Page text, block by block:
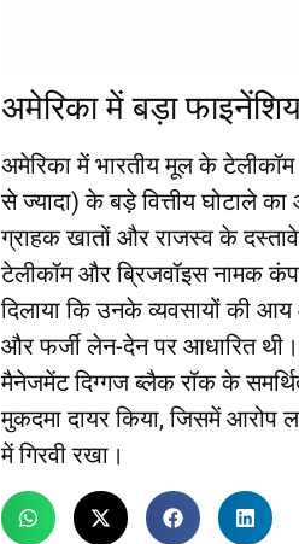
अमेरिका में बड़ा
अमेरिका में भारतीय मूल के
से ज्यादा) के बड़े वित्तीय घोटाले
ग्राहक खातों और राजस्व के
टेलीकॉम और ब्रिजवॉइस नामक
दिलाया कि उनके व्यवसायों की
और फर्जी लेन-देन पर आधारित
मैनेजमेंट दिग्गज ब्लैक रॉक के
मुकदमा दायर किया, जिसमें आरोप
में गिरवी रखा।